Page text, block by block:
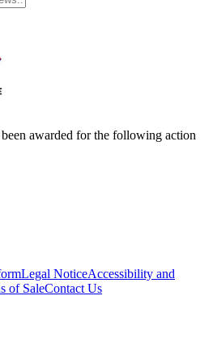
awarded for the following action
Legal NoticeAccessibility and
of SaleContact Us